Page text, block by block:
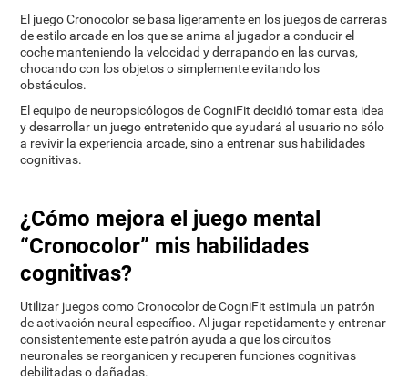
El juego Cronocolor se basa ligeramente en los juegos de carreras
de estilo arcade en los que se anima al jugador a conducir el
coche manteniendo la velocidad y derrapando en las curvas,
chocando con los objetos o simplemente evitando los
obstáculos.
El equipo de neuropsicólogos de CogniFit decidió tomar esta idea
y desarrollar un juego entretenido que ayudará al usuario no sólo
a revivir la experiencia arcade, sino a entrenar sus habilidades
cognitivas.
¿Cómo mejora el juego mental
“Cronocolor” mis habilidades
cognitivas?
Utilizar juegos como Cronocolor de CogniFit estimula un patrón
de activación neural específico. Al jugar repetidamente y entrenar
consistentemente este patrón ayuda a que los circuitos
neuronales se reorganicen y recuperen funciones cognitivas
debilitadas o dañadas.